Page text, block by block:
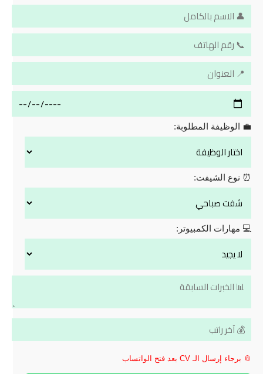
💼 الوظيفة المطلوبة:
⏰ نوع الشيفت:
💻 مهارات الكمبيوتر:
📎 برجاء إرسال الـ CV بعد فتح الواتساب